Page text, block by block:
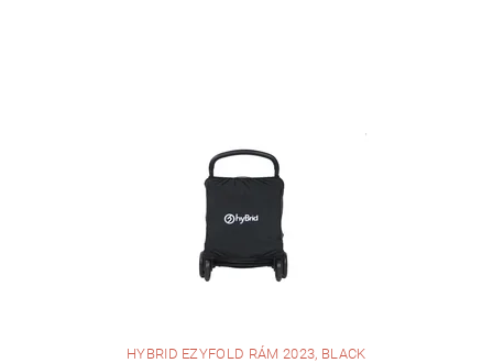
HYBRID EZYFOLD RÁM 2023, BLACK